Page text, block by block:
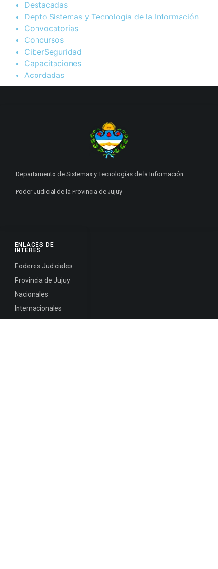
Destacadas
Depto.Sistemas y Tecnología de la Información
Convocatorias
Concursos
CiberSeguridad
Capacitaciones
Acordadas
ENLACES DE
INTERÉS
Poderes Judiciales
Provincia de Jujuy
Nacionales
Internacionales
Departamento de Sistemas y Tecnologías de la Información.
Poder Judicial de la Provincia de Jujuy